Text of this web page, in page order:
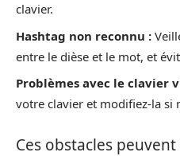
clavier.
Hashtag non reconnu :
entre le dièse et le mot, et
Problèmes avec le clavier
votre clavier et modifiez-la si
Ces obstacles